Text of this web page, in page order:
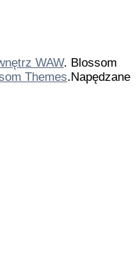
WAW. Blossom
Themes.Napędzane